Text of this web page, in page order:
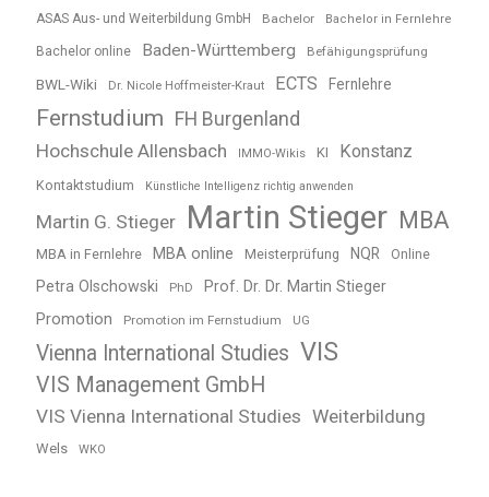
ASAS Aus- und Weiterbildung GmbH Bachelor Bachelor in Fernlehre
Bachelor online Baden-Württemberg Befähigungsprüfung
BWL-Wiki Dr. Nicole Hoffmeister-Kraut ECTS Fernlehre
Fernstudium FH Burgenland
Hochschule Allensbach
IMMO-Wikis KI Konstanz
Kontaktstudium Künstliche Intelligenz richtig anwenden
Martin G. Stieger Martin Stieger MBA
MBA in Fernlehre MBA online Meisterprüfung NQR Online
Petra Olschowski PhD Prof. Dr. Dr. Martin Stieger
Promotion Promotion im Fernstudium UG
Vienna International Studies VIS
VIS Management GmbH
VIS Vienna International Studies Weiterbildung
Wels WKO